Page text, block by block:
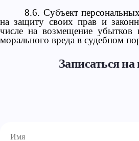
8.6. Субъект
на защиту своих прав и
числе на возмещение
морального вреда в судебном
Записаться